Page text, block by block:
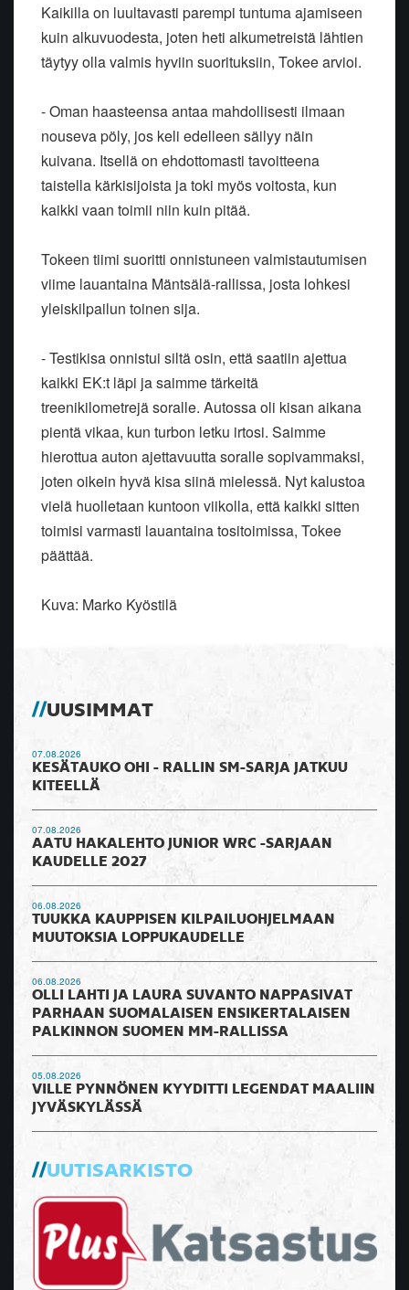
Kaikilla on luultavasti parempi tuntuma ajamiseen
kuin alkuvuodesta, joten heti alkumetreistä lähtien
täytyy olla valmis hyviin suorituksiin, Tokee arvioi.
- Oman haasteensa antaa mahdollisesti ilmaan
nouseva pöly, jos keli edelleen säilyy näin
kuivana. Itsellä on ehdottomasti tavoitteena
taistella kärkisijoista ja toki myös voitosta, kun
kaikki vaan toimii niin kuin pitää.
Tokeen tiimi suoritti onnistuneen valmistautumisen
viime lauantaina Mäntsälä-rallissa, josta lohkesi
yleiskilpailun toinen sija.
- Testikisa onnistui siltä osin, että saatiin ajettua
kaikki EK:t läpi ja saimme tärkeitä
treenikilometrejä soralle. Autossa oli kisan aikana
pientä vikaa, kun turbon letku irtosi. Saimme
hierottua auton ajettavuutta soralle sopivammaksi,
joten oikein hyvä kisa siinä mielessä. Nyt kalustoa
vielä huolletaan kuntoon viikolla, että kaikki sitten
toimisi varmasti lauantaina tositoimissa, Tokee
päättää.
Kuva: Marko Kyöstilä
UUSIMMAT
07.08.2026
KESÄTAUKO OHI - RALLIN SM-SARJA JATKUU
KITEELLÄ
07.08.2026
AATU HAKALEHTO JUNIOR WRC -SARJAAN
KAUDELLE 2027
06.08.2026
TUUKKA KAUPPISEN KILPAILUOHJELMAAN
MUUTOKSIA LOPPUKAUDELLE
06.08.2026
OLLI LAHTI JA LAURA SUVANTO NAPPASIVAT
PARHAAN SUOMALAISEN ENSIKERTALAISEN
PALKINNON SUOMEN MM-RALLISSA
05.08.2026
VILLE PYNNÖNEN KYYDITTI LEGENDAT MAALIIN
JYVÄSKYLÄSSÄ
UUTISARKISTO